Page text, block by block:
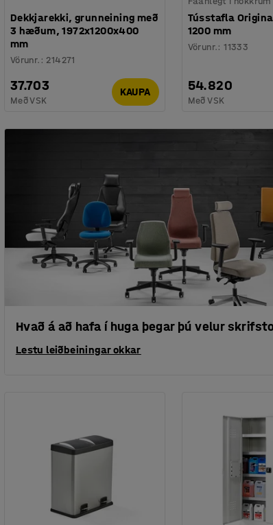
Dekkjarekki, grunneining með
3 hæðum, 1972x1200x400
mm
Vörunr. : 214271
37.703
Með VSK
KAUPA
Tússtafla
1200 mm
Vörunr.:11333
54.820
Með VSK
Hvað á að hafa í huga þegar þú velur
Lestu leiðbeiningar okkar